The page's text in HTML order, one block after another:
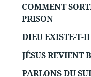
COMMENT
PRISON
DIEU EXISTE-T-
JÉSUS REVIENT
PARLONS DU